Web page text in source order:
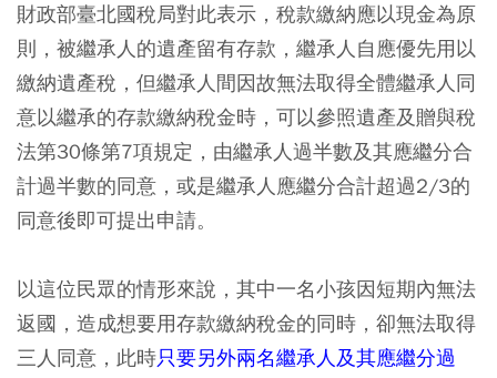
財政部臺北國稅局對此表示，稅款繳納應以現金為原
則，被繼承人的遺產留有存款，繼承人自應優先用以
繳納遺產稅，但繼承人間因故無法取得全體繼承人同
意以繼承的存款繳納稅金時，可以參照遺產及贈與稅
法第30條第7項規定，由繼承人過半數及其應繼分合
計過半數的同意，或是繼承人應繼分合計超過2/3的
同意後即可提出申請。
以這位民眾的情形來說，其中一名小孩因短期內無法
返國，造成想要用存款繳納稅金的同時，卻無法取得
三人同意，此時只要另外兩名繼承人及其應繼分過